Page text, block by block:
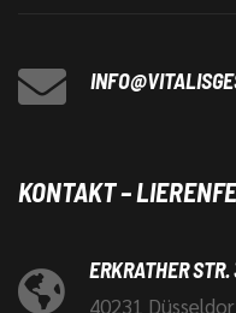
KONTAKT –
ERKRATHER
40231